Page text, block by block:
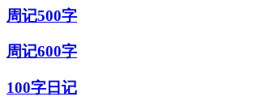
周记500字
周记600字
100字日记